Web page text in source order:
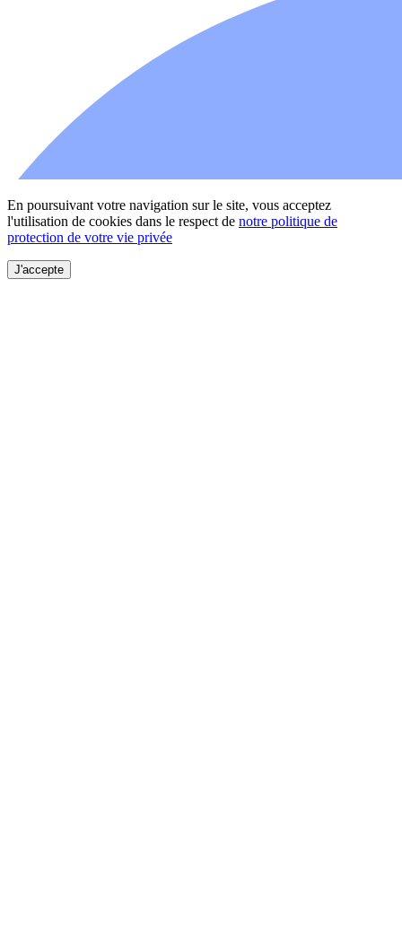
En poursuivant votre navigation sur le site, vous acceptez
l'utilisation de cookies dans le respect de notre politique de
protection de votre vie privée
J'accepte